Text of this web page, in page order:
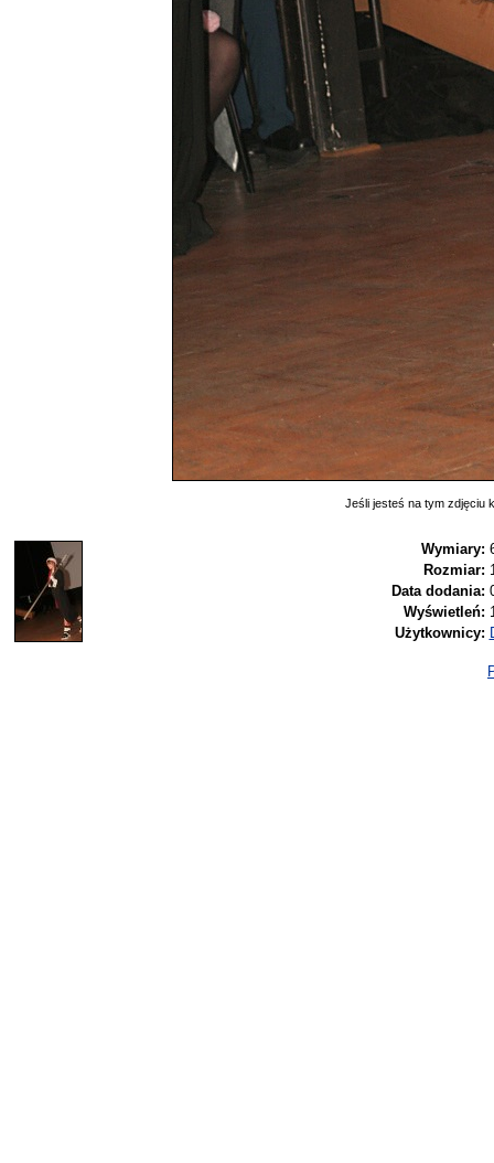
Jeśli jesteś na tym zdjęciu
Wymiary:
Rozmiar:
Data dodania:
Wyświetleń:
Użytkownicy: